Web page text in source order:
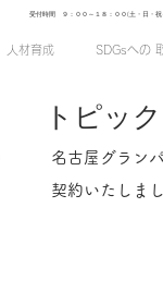
受付時間 ９：００～１８：００(土・日・祝
人材育成 SDGsへの
トピッ
名古屋グラン
契約いたしまし